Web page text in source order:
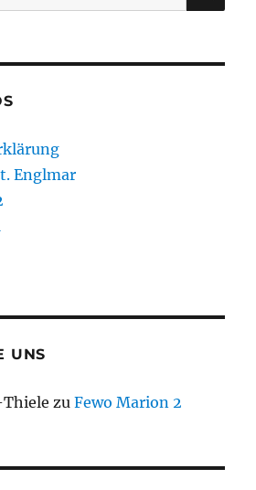
Englmar
UNS
zuFewo Marion 2